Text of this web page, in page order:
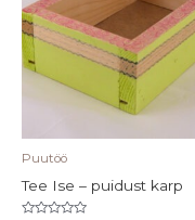
Puutöö
Tee Ise – puidust karp